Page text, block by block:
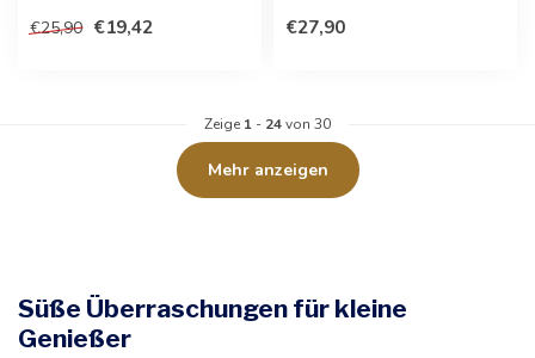
an hochwe...
€25,90 €19,42
Fußballfans. Entdeck...
€27,90
Zeige 1 - 24von 30
Mehr anzeigen
Süße Überraschungen für kleine
Genießer